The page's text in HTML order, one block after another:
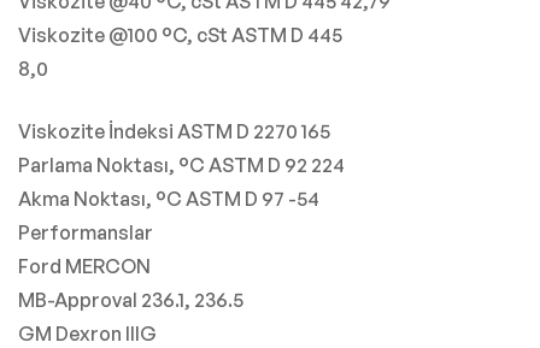
Viskozite @100 °C, cSt ASTM D 445
8,0
Viskozite İndeksi ASTM D 2270 165
Parlama Noktası, °C ASTM D 92 224
Akma Noktası, °C ASTM D 97 -54
Performanslar
Ford MERCON
MB-Approval 236.1, 236.5
GM Dexron IIIG